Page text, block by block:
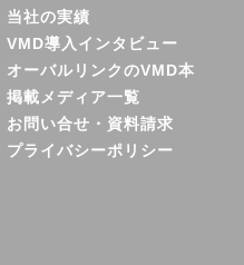
当社の実績
VMD導入インタビュー
オーバルリンクのVMD本
掲載メディア一覧
お問い合せ・資料請求
プライバシーポリシー